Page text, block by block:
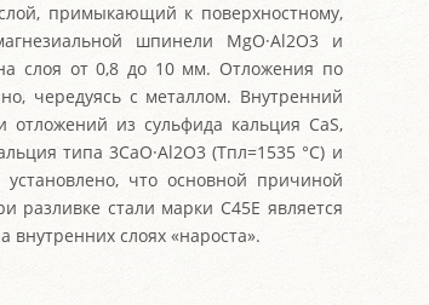
примыкающий к поверхностному,
шпинели MgO·Al2O3 и
слоя от 0,8 до 10 мм. Отложения по
чередуясь с металлом. Внутренний
отложений из сульфида кальция СaS,
типа 3CaO·Al2O3 (Tпл=1535 °С) и
установлено, что основной причиной
разливке стали марки С45Е является
внутренних слоях «нароста».